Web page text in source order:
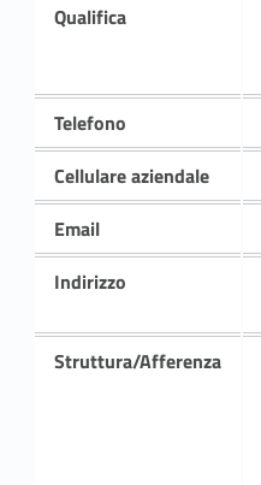
Qualifica
Telefono
Cellulare aziendale
Email
Indirizzo
Struttura/Afferenza